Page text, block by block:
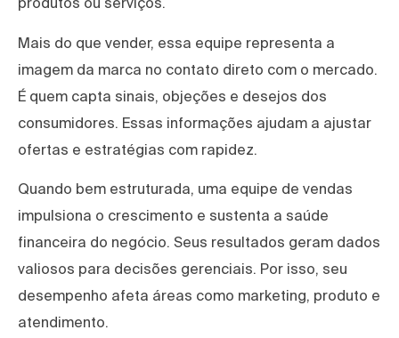
Mais do que vender, essa equipe representa a
imagem da marca no contato direto com o mercado.
É quem capta sinais, objeções e desejos dos
consumidores. Essas informações ajudam a ajustar
ofertas e estratégias com rapidez.
Quando bem estruturada, uma equipe de vendas
impulsiona o crescimento e sustenta a saúde
financeira do negócio. Seus resultados geram dados
valiosos para decisões gerenciais. Por isso, seu
desempenho afeta áreas como marketing, produto e
atendimento.